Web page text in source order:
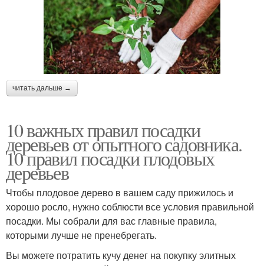
читать дальше →
10 важных правил посадки
деревьев от опытного садовника.
10 правил посадки плодовых
деревьев
Чтобы плодовое дерево в вашем саду прижилось и
хорошо росло, нужно соблюсти все условия правильной
посадки. Мы собрали для вас главные правила,
которыми лучше не пренебрегать.
Вы можете потратить кучу денег на покупку элитных